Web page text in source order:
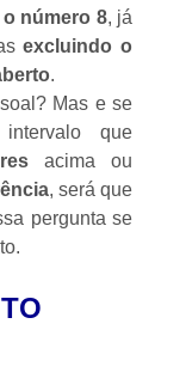
número 8, já
excluindo o
.
Mas e se
que
acima ou
, será que
pergunta se